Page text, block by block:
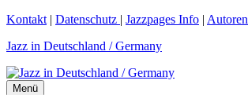
Zum
springen
Kontakt | Datenschutz | Jazzpages Info | Autoren
Jazz in Deutschland / Germany
Menü